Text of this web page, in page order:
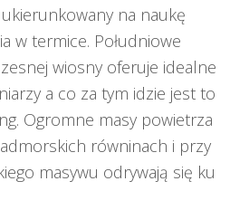
na naukę
w termice. Południowe
wiosny oferuje idealne
a co za tym idzie jest to
Ogromne masy powietrza
równinach i przy
masywu odrywają się ku